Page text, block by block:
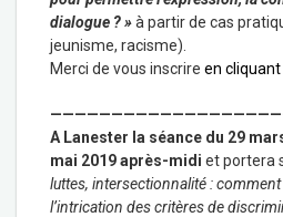
dialogue ? »à partir de cas
jeunisme, racisme).
Merci de vous inscrire en cliquant
A Lanester la séance du 29
mai 2019 après-midi et portera
luttes, intersectionnalité :
l’intrication des critères de